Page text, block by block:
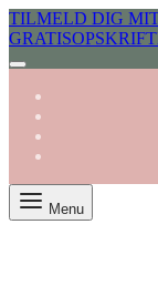
TILMELD DIG
Menu